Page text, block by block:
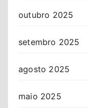
outubro 2025
setembro 2025
agosto 2025
maio 2025